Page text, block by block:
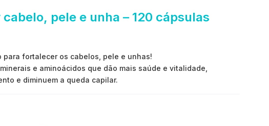
pele e unha – 120 cápsulas
para fortalecer os cabelos, pele e unhas!
e aminoácidos que dão mais saúde e vitalidade,
e diminuem a queda capilar.